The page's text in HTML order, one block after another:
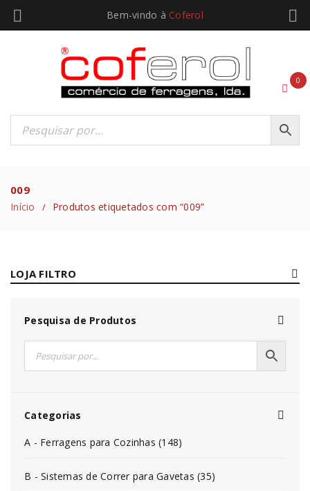
Bem-vindo à Coferol
0
009
Início / Produtos etiquetados com “009”
LOJA FILTRO
Pesquisa de Produtos
Categorias
A - Ferragens para Cozinhas (148)
B - Sistemas de Correr para Gavetas (35)